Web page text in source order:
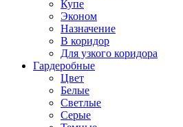
Купе
Эконом
Назначение
В коридор
Для узкого коридора
Гардеробные
Цвет
Белые
Светлые
Серые